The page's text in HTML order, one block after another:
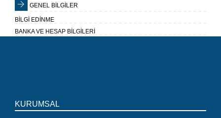
GENEL BİLGİLER
BİLGİ EDİNME
BANKA VE HESAP BİLGİLERİ
KURUMSAL